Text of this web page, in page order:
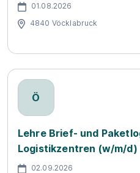
01.08.2026
4840 Vöcklabruck
Ö
Lehre Brief- und
Logistikzentren (w/m/d)
02.09.2026